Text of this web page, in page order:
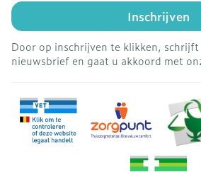
Inschrijven
Door op inschrijven te klikken,
nieuwsbrief en gaat u akkoord met